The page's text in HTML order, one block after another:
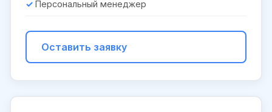
Персональный менеджер
Оставить заявку